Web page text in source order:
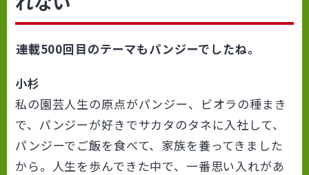
――連載500回目のテーマもパンジーでしたね。
小杉
私の園芸人生の原点がパンジー、ビオラの種まき
で、パンジーが好きでサカタのタネに入社して、
パンジーでご飯を食べて、家族を養ってきました
から。人生を歩んできた中で、一番思い入れがあ